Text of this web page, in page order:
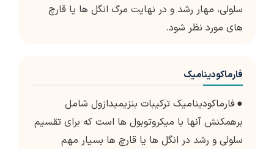
سلولی، مهار رشد و در نهایت مرگ انگل ها یا قارچ
های مورد نظر شود.
فارماکودینامیک
●فارماکودینامیک ترکیبات بنزیمیدازول شامل
برهمکنش آنها با میکروتوبول ها است که برای تقسیم
سلولی و رشد در انگل ها یا قارچ ها بسیار مهم